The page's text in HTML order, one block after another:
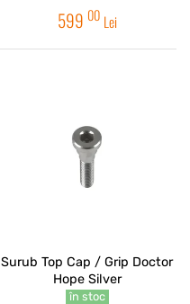
599 00 Lei
Surub Top Cap / Grip Doctor
Hope Silver
în stoc